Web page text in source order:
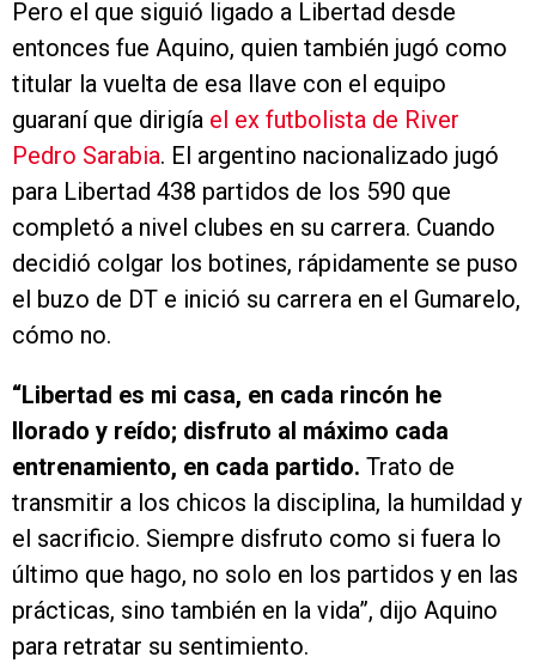
Pero el que siguió ligado a Libertad desde
entonces fue Aquino, quien también jugó como
titular la vuelta de esa llave con el equipo
guaraní que dirigía el ex futbolista de River
Pedro Sarabia. El argentino nacionalizado jugó
para Libertad 438 partidos de los 590 que
completó a nivel clubes en su carrera. Cuando
decidió colgar los botines, rápidamente se puso
el buzo de DT e inició su carrera en el Gumarelo,
cómo no.
“Libertad es mi casa, en cada rincón he
llorado y reído; disfruto al máximo cada
entrenamiento, en cada partido. Trato de
transmitir a los chicos la disciplina, la humildad y
el sacrificio. Siempre disfruto como si fuera lo
último que hago, no solo en los partidos y en las
prácticas, sino también en la vida”, dijo Aquino
para retratar su sentimiento.